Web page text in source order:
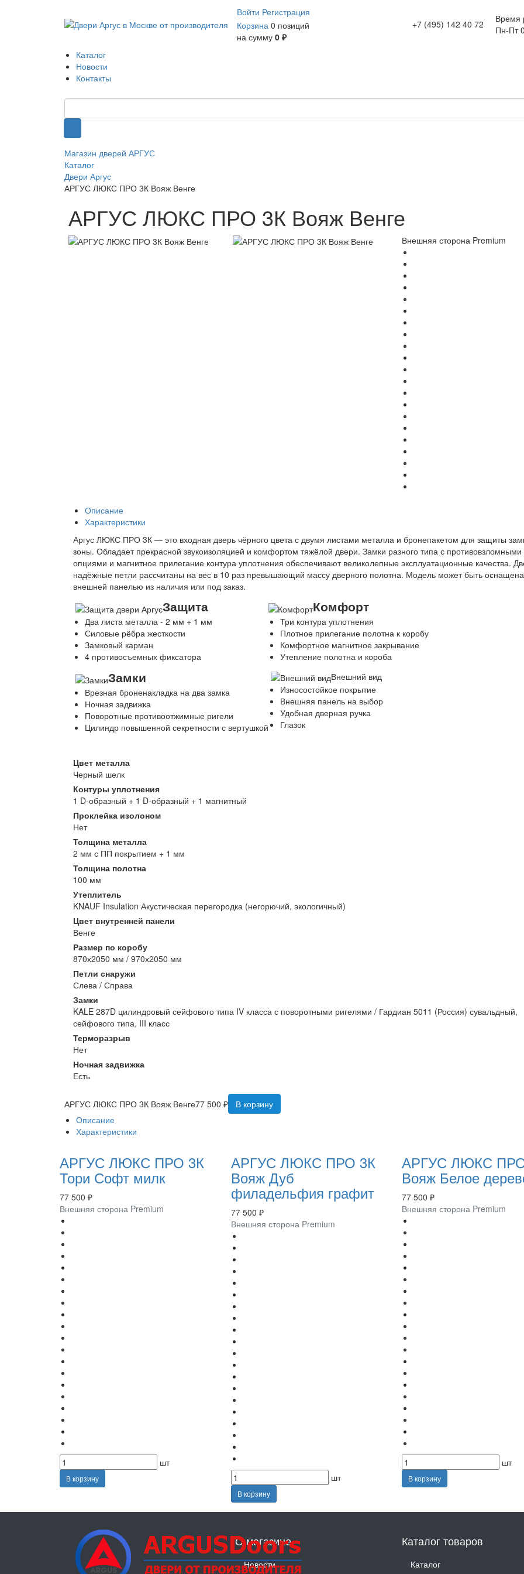
Войти Регистрация
Корзина 0 позиций
на сумму 0 ₽
+7 (495) 142 40 72
Время
Пн-Пт
Каталог
Новости
Контакты
Магазин дверей АРГУС
Каталог
Двери Аргус
АРГУС ЛЮКС ПРО 3К Вояж Венге
АРГУС ЛЮКС ПРО 3К Вояж Венге
Внешняя сторона Premium
Описание
Характеристики
Аргус ЛЮКС ПРО 3К — это входная дверь чёрного цвета с двумя листами металла и бронепакетом для защиты
зоны. Обладает прекрасной звукоизоляцией и комфортом тяжёлой двери. Замки разного типа с противовзломными
опциями и магнитное прилегание контура уплотнения обеспечивают великолепные эксплуатационные качества.
надёжные петли рассчитаны на вес в 10 раз превышающий массу дверного полотна. Модель может быть оснащена
внешней панелью из наличия или под заказ.
Защита
Два листа металла - 2 мм + 1 мм
Силовые рёбра жесткости
Замковый карман
4 противосъемных фиксатора
Комфорт
Три контура уплотнения
Плотное прилегание полотна к коробу
Комфортное магнитное закрывание
Утепление полотна и короба
Замки
Врезная броненакладка на два замка
Ночная задвижка
Поворотные противоотжимные ригели
Цилиндр повышенной секретности с вертушкой
Внешний вид
Износостойкое покрытие
Внешняя панель на выбор
Удобная дверная ручка
Глазок
Цвет металла
Черный шелк
Контуры уплотнения
1 D-образный + 1 D-образный + 1 магнитный
Проклейка изолоном
Нет
Толщина металла
2 мм с ПП покрытием + 1 мм
Толщина полотна
100 мм
Утеплитель
KNAUF Insulation Акустическая перегородка (негорючий, экологичный)
Цвет внутренней панели
Венге
Размер по коробу
870х2050 мм / 970х2050 мм
Петли снаружи
Слева / Справа
Замки
KALE 287D цилиндровый сейфового типа IV класса с поворотными ригелями / Гардиан 5011 (Россия) сувальдный,
сейфового типа, III класс
Терморазрыв
Нет
Ночная задвижка
Есть
АРГУС ЛЮКС ПРО 3К Вояж Венге77 500 ₽
В корзину
Описание
Характеристики
АРГУС ЛЮКС ПРО 3К
Тори Софт милк
77 500 ₽
Внешняя сторона Premium
шт
В корзину
АРГУС ЛЮКС ПРО 3К
Вояж Дуб
филадельфия графит
77 500 ₽
Внешняя сторона Premium
шт
В корзину
АРГУС ЛЮКС
Вояж Белое
77 500 ₽
Внешняя сторона Premium
шт
В корзину
О магазине
Новости
Каталог товаров
Каталог